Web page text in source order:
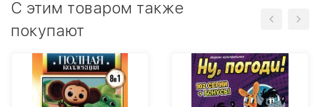
C этим товаром также
покупают